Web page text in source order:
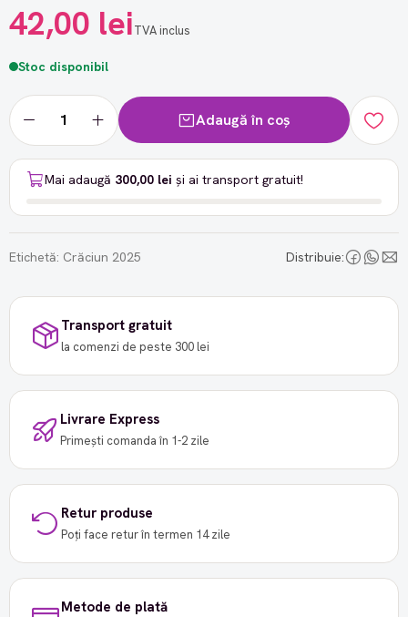
42,00 leiTVA inclus
Stoc disponibil
Adaugă în coș
Mai adaugă 300,00 lei și ai transport gratuit!
Etichetă: Crăciun 2025 Distribuie:
Transport gratuit
la comenzi de peste 300 lei
Livrare Express
Primești comanda în 1-2 zile
Retur produse
Poți face retur în termen 14 zile
Metode de plată